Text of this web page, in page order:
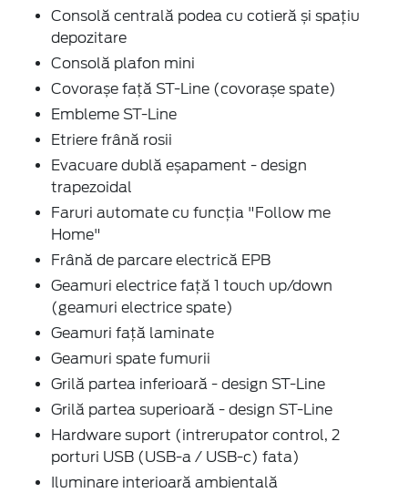
Consolă centrală podea cu cotieră și spațiu
depozitare
Consolă plafon mini
Covorașe față ST-Line (covorașe spate)
Embleme ST-Line
Etriere frână rosii
Evacuare dublă eșapament - design
trapezoidal
Faruri automate cu funcția "Follow me
Home"
Frână de parcare electrică EPB
Geamuri electrice față 1 touch up/down
(geamuri electrice spate)
Geamuri față laminate
Geamuri spate fumurii
Grilă partea inferioară - design ST-Line
Grilă partea superioară - design ST-Line
Hardware suport (intrerupator control, 2
porturi USB (USB-a / USB-c) fata)
Iluminare interioară ambientală